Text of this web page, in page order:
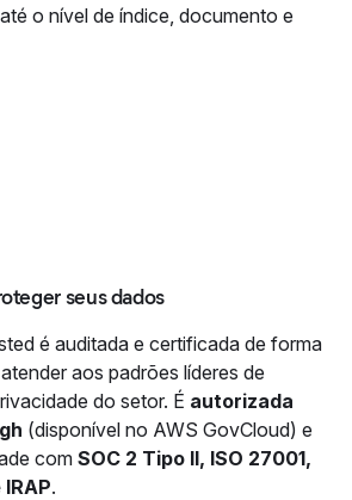
o nível de índice, documento e
seus dados
é auditada e certificada de forma
aos padrões líderes de
do setor. É autorizada
(disponível no AWS GovCloud) e
com SOC 2 Tipo II, ISO 27001,
IRAP.